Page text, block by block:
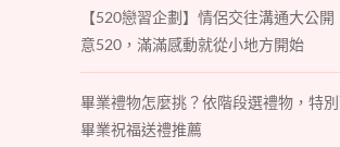
【520戀習企劃】情侶交往溝通大公開
意520，滿滿感動就從小地方開始
畢業禮物怎麼挑？依階段選禮物，特
畢業祝福送禮推薦